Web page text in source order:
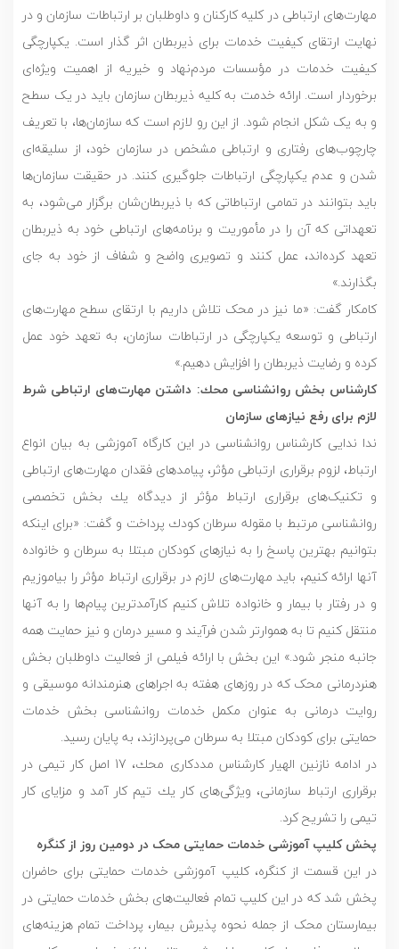
مهارت‌های ارتباطی در کلیه کارکنان و داوطلبان بر ارتباطات سازمان و در
نهایت ارتقای کیفیت خدمات برای ذیربطان اثر گذار است. یکپارچگی
کیفیت خدمات در مؤسسات مردم‌نهاد و خیریه از اهمیت ویژه‌ای
برخوردار است. ارائه خدمت به کلیه ذیربطان سازمان باید در یک سطح
و به یک شکل انجام شود. از این رو لازم است که سازمان‌ها، با تعریف
چارچوب‌های رفتاری و ارتباطی مشخص در سازمان خود، از سلیقه‌ای
شدن و عدم یکپارچگی ارتباطات جلوگیری کنند. در حقیقت سازمان‌ها
باید بتوانند در تمامی ارتباطاتی که با ذیربطان‌شان برگزار می‌شود، به
تعهداتی که آن را در مأموریت و برنامه‌های ارتباطی خود به ذیربطان
تعهد کرده‌اند، عمل کنند و تصویری واضح و شفاف از خود به جای
بگذارند.»
كامكار گفت: «ما نیز در محک تلاش داریم با ارتقای سطح مهارت‌های
ارتباطی و توسعه یکپارچگی در ارتباطات سازمان، به تعهد خود عمل
کرده و رضایت ذیربطان را افزایش دهیم.»
كارشناس بخش روانشناسى محك: داشتن مهارت‌های ارتباطی شرط
لازم برای رفع نیازهای سازمان
ندا ندایی کارشناس روانشناسی در اين کارگاه آموزشی به بیان انواع
ارتباط، لزوم برقراری ارتباطی مؤثر، پیامدهای فقدان مهارت‌های ارتباطی
و تکنیک‌های برقراری ارتباط مؤثر از ديدگاه يك بخش تخصصى
روانشناسى مرتبط با مقوله سرطان كودك پرداخت و گفت: «برای اینکه
بتوانیم بهترین پاسخ را به نیازهای کودکان مبتلا به سرطان و خانواده
آنها ارائه کنیم، باید مهارت‌های لازم در برقراری ارتباط مؤثر را بیاموزیم
و در رفتار با بیمار و خانواده‌ تلاش کنیم کارآمدترين پیام‌ها را به آنها
منتقل کنیم تا به هموارتر شدن فرآیند و مسیر درمان و نیز حمايت همه
جانبه منجر شود.» این بخش با ارائه فیلمی از فعالیت داوطلبان بخش
هنردرمانی محک که در روزهای هفته به اجراهای هنرمندانه موسیقی و
روایت درمانی به عنوان مکمل خدمات روانشناسی بخش خدمات
حمایتی برای کودکان مبتلا به سرطان می‌پردازند، به پایان رسید.
در ادامه نازنین الهیار کارشناس مددکاری محك، 17 اصل کار تیمی در
برقراری ارتباط سازمانی، ویژگی‌های کار يك تیم کار آمد و مزایای کار
تیمی را تشريح كرد.
پخش کلیپ آموزشی خدمات حمایتی محک در دومین روز از کنگره
در این قسمت از کنگره، کلیپ آموزشی خدمات حمایتی برای حاضران
پخش شد که در این کلیپ تمام فعالیت‌های بخش خدمات حمایتی در
بیمارستان محک از جمله نحوه پذیرش بیمار، پرداخت تمام هزینه‌های